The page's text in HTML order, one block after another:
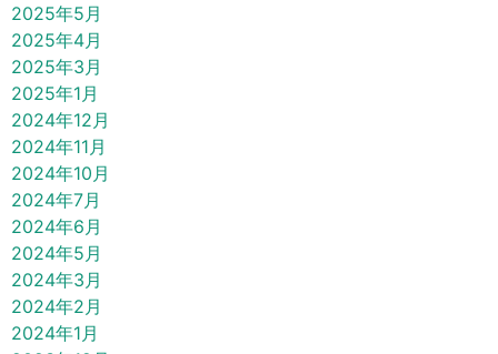
2025年5月
2025年4月
2025年3月
2025年1月
2024年12月
2024年11月
2024年10月
2024年7月
2024年6月
2024年5月
2024年3月
2024年2月
2024年1月